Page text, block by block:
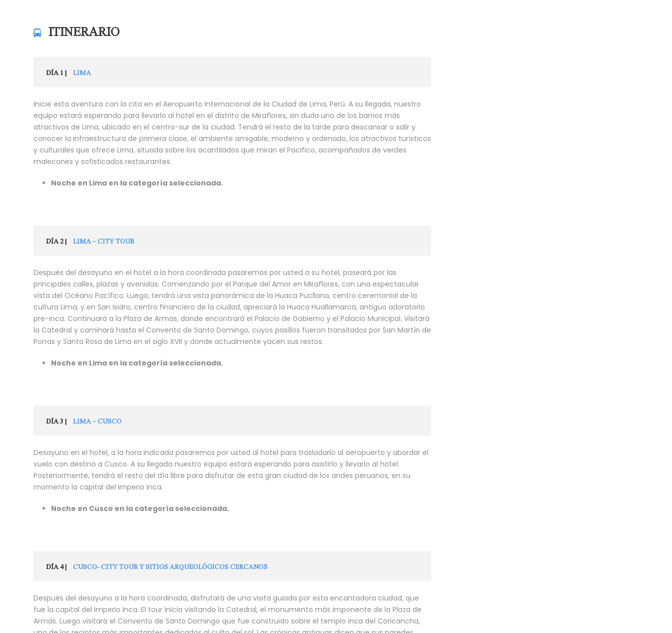
ITINERARIO
DÍA 1 | LIMA
Inicie esta aventura con la cita en el Aeropuerto Internacional de la Ciudad de Lima, Perú. A su llegada, nuestro
equipo estará esperando para llevarlo al hotel en el distrito de Miraflores, sin duda uno de los barrios más
atractivos de Lima, ubicado en el centro-sur de la ciudad. Tendrá el resto de la tarde para descansar o salir y
conocer la infraestructura de primera clase, el ambiente amigable, moderno y ordenado, los atractivos turísticos
y culturales que ofrece Lima, situada sobre los acantilados que miran el Pacifico, acompañados de verdes
malecones y sofisticados restaurantes.
Noche en Lima en la categoría seleccionada.
DÍA 2 | LIMA – CITY TOUR
Después del desayuno en el hotel a la hora coordinada pasaremos por usted a su hotel, paseará por las
principales calles, plazas y avenidas. Comenzando por el Parque del Amor en Miraflores, con una espectacular
vista del Océano Pacífico. Luego, tendrá una vista panorámica de la Huaca Pucllana, centro ceremonial de la
cultura Lima, y en San Isidro, centro financiero de la ciudad, apreciará la Huaca Huallamarca, antiguo adoratorio
pre-inca. Continuará a la Plaza de Armas, donde encontrará el Palacio de Gobierno y el Palacio Municipal. Visitará
la Catedral y caminará hasta el Convento de Santo Domingo, cuyos pasillos fueron transitados por San Martín de
Porras y Santa Rosa de Lima en el siglo XVII y donde actualmente yacen sus restos.
Noche en Lima en la categoría seleccionada.
DÍA 3 | LIMA – CUSCO
Desayuno en el hotel, a la hora indicada pasaremos por usted al hotel para trasladarlo al aeropuerto y abordar el
vuelo con destino a Cusco. A su llegada nuestro equipo estará esperando para asistirlo y llevarlo al hotel.
Posteriormente, tendrá el resto del día libre para disfrutar de esta gran ciudad de los andes peruanos, en su
momento la capital del Imperio Inca.
Noche en Cusco en la categoría seleccionada.
DÍA 4 | CUSCO- CITY TOUR Y SITIOS ARQUEOLÓGICOS CERCANOS
Después del desayuno a la hora coordinada, disfrutará de una visita guiada por esta encantadora ciudad, que
fue la capital del Imperio Inca. El tour inicia visitando la Catedral, el monumento más imponente de la Plaza de
Armas. Luego visitará el Convento de Santo Domingo que fue construido sobre el templo inca del Coricancha,